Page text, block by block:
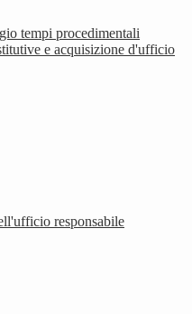
tempi procedimentali
e acquisizione d'ufficio
responsabile